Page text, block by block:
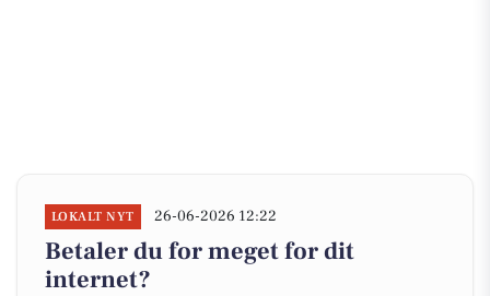
LOKALT NYT 26-06-2026 12:22
Betaler du for meget for dit
internet?